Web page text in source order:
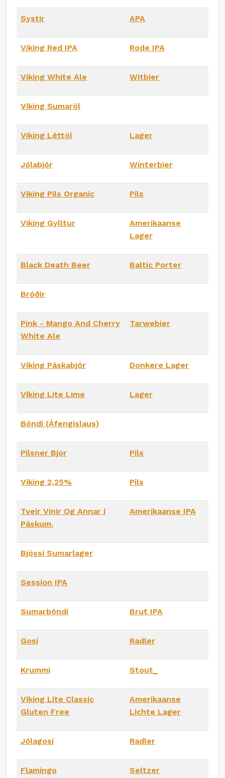
Systir APA
Viking Red IPA Rode IPA
Viking White Ale Witbier
Víking Sumaröl
Viking Léttöl Lager
Jólabjór Winterbier
Viking Pils Organic Pils
Viking Gylltur
Amerikaanse
Lager
Black Death Beer Baltic Porter
Bróðir
Pink - Mango And Cherry
White Ale
Tarwebier
Viking Páskabjór Donkere Lager
Víking Lite Lime Lager
Bóndi (Áfengislaus)
Pilsner Bjor Pils
Viking 2,25% Pils
Tveir Vinir Og Annar í
Páskum.
Amerikaanse IPA
Bjössi Sumarlager
Session IPA
Sumarbóndi Brut IPA
Gosi Radler
Krummi Stout_
Viking Lite Classic
Gluten Free
Amerikaanse
Lichte Lager
Jólagosi Radler
Flamingo Seltzer